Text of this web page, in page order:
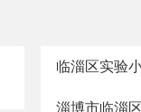
临淄区实验
淄博市临淄